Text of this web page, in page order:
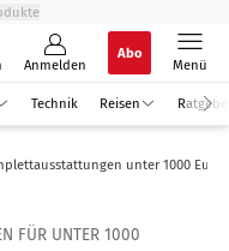
Anmelden
Abo
Menü
Technik Reisen
unter 1000 Euro
FÜR UNTER 1000